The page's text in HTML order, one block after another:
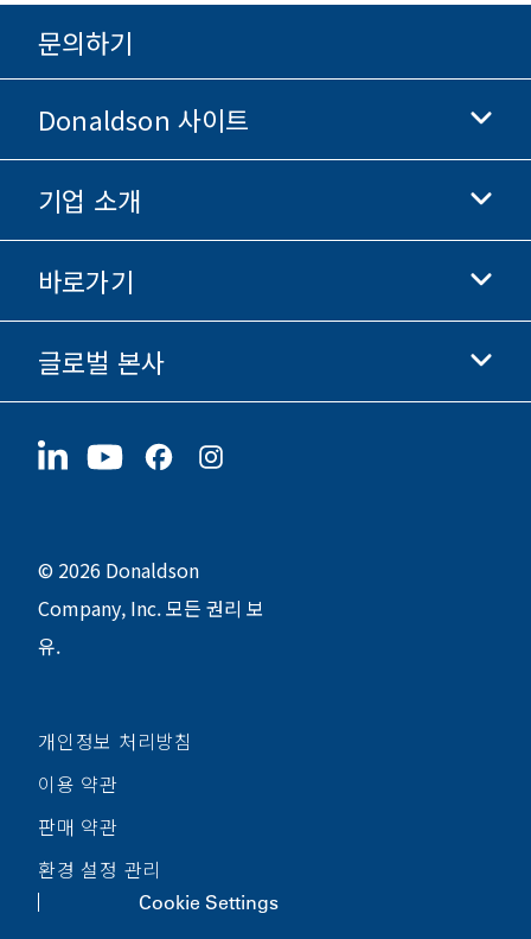
문의하기
Donaldson 사이트
Donaldson 생명과학
Donaldson 쇼핑
기업 소개
기업 정보
윤리 및 준법 경영
채용 정보
바로가기
투자자 정보
협력업체
지속가능성
글로벌 본사
1400 W 94th Street
© 2026 Donaldson
Company, Inc. 모든 권리 보
유.
개인정보 처리방침
이용 약관
판매 약관
환경 설정 관리
Cookie Settings